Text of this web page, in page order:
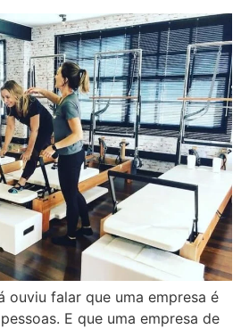
ouviu falar que uma empresa é
E que uma empresa de